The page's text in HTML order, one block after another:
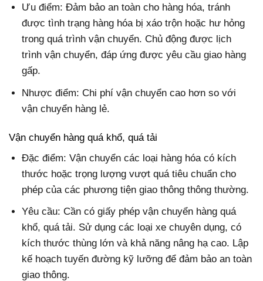
Ưu điểm: Đảm bảo an toàn cho hàng hóa, tránh
được tình trạng hàng hóa bị xáo trộn hoặc hư hỏng
trong quá trình vận chuyển. Chủ động được lịch
trình vận chuyển, đáp ứng được yêu cầu giao hàng
gấp.
Nhược điểm: Chi phí vận chuyển cao hơn so với
vận chuyển hàng lẻ.
Vận chuyển hàng quá khổ, quá tải
Đặc điểm: Vận chuyển các loại hàng hóa có kích
thước hoặc trọng lượng vượt quá tiêu chuẩn cho
phép của các phương tiện giao thông thông thường.
Yêu cầu: Cần có giấy phép vận chuyển hàng quá
khổ, quá tải. Sử dụng các loại xe chuyên dụng, có
kích thước thùng lớn và khả năng nâng hạ cao. Lập
kế hoạch tuyến đường kỹ lưỡng để đảm bảo an toàn
giao thông.